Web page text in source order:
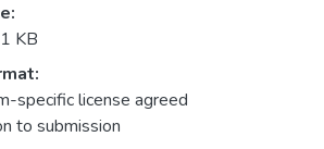
KB
specific license agreed
to submission